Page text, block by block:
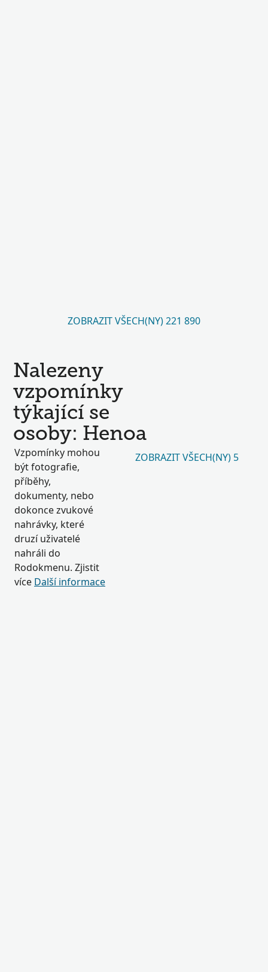
ZOBRAZIT VŠECH(NY) 221 890
Nalezeny
vzpomínky
týkající se
osoby: Henoa
Vzpomínky mohou
být fotografie,
příběhy,
dokumenty, nebo
dokonce zvukové
nahrávky, které
druzí uživatelé
nahráli do
Rodokmenu. Zjistit
více Další informace
ZOBRAZIT VŠECH(NY) 5